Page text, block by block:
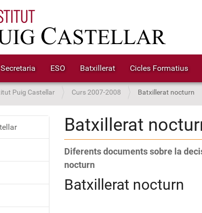
Secretaria ESO Batxillerat Cicles Formatius
Puig Castellar Curs 2007-2008 Batxillerat nocturn
Batxillerat
Diferents documents sobre la
nocturn
Batxillerat nocturn